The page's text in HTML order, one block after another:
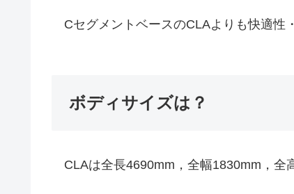
CセグメントベースのCLAよりも快適性
ボディサイズは？
CLAは全長4690mm，全幅1830mm，全